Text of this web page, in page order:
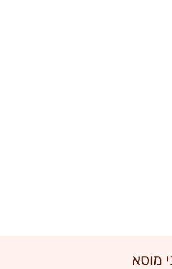
מוסא